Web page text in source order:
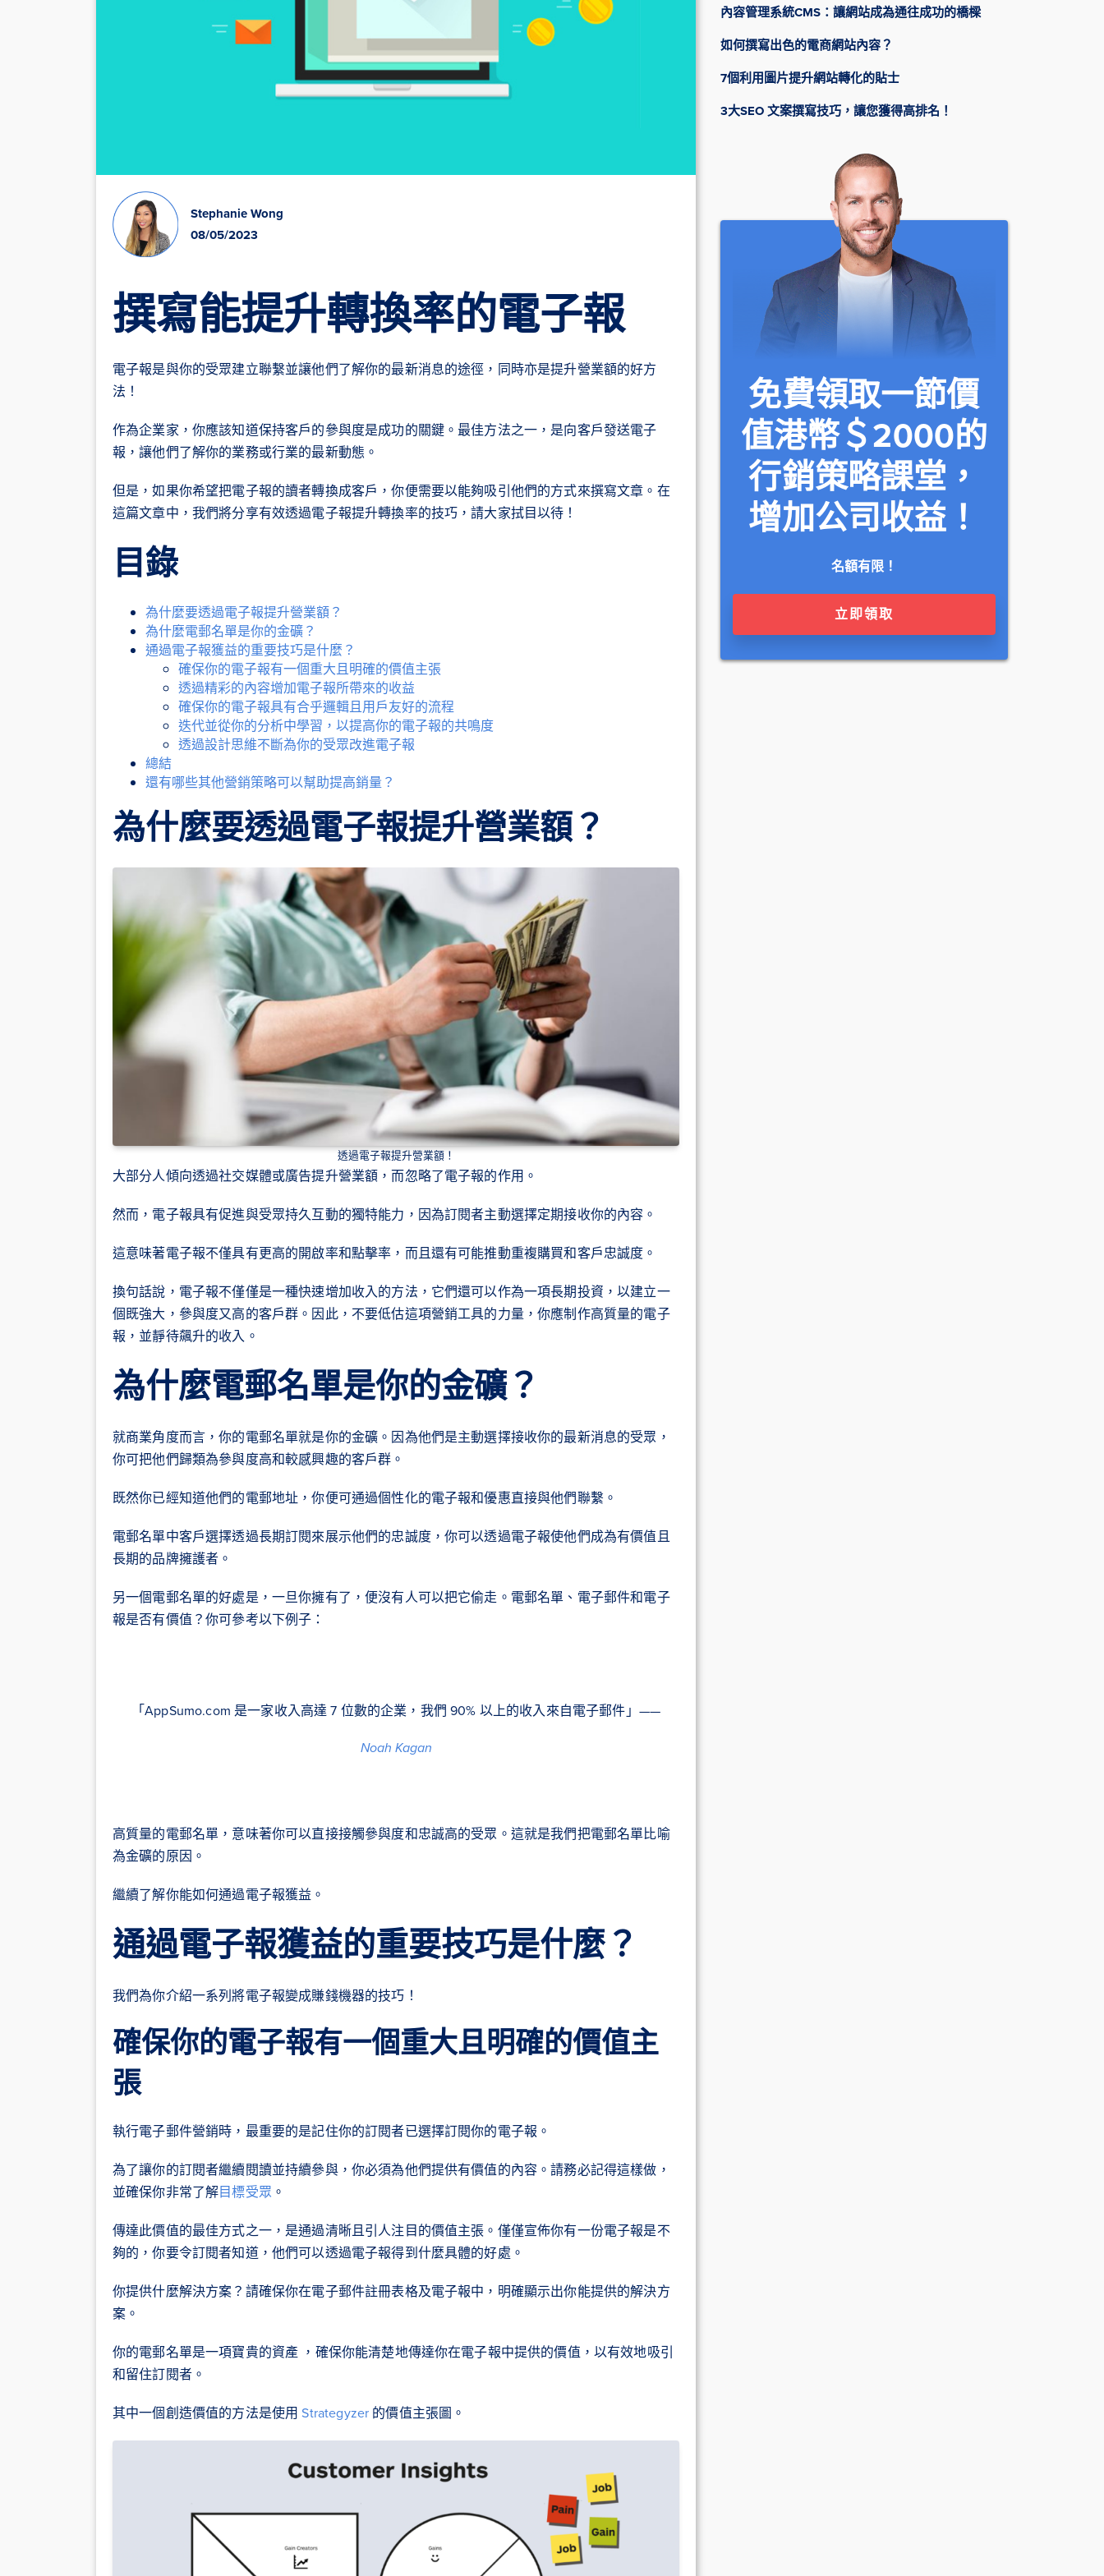
Stephanie Wong
08/05/2023
撰寫能提升轉換率的電子報
電子報是與你的受眾建立聯繫並讓他們了解你的最新消息的途徑，同時亦是提升營業額的好方
法！
作為企業家，你應該知道保持客戶的參與度是成功的關鍵。最佳方法之一，是向客戶發送電子
報，讓他們了解你的業務或行業的最新動態。
但是，如果你希望把電子報的讀者轉換成客戶，你便需要以能夠吸引他們的方式來撰寫文章。在
這篇文章中，我們將分享有效透過電子報提升轉換率的技巧，請大家拭目以待！
目錄
為什麼要透過電子報提升營業額？
為什麼電郵名單是你的金礦？
通過電子報獲益的重要技巧是什麼？
確保你的電子報有一個重大且明確的價值主張
透過精彩的內容增加電子報所帶來的收益
確保你的電子報具有合乎邏輯且用戶友好的流程
迭代並從你的分析中學習，以提高你的電子報的共鳴度
透過設計思維不斷為你的受眾改進電子報
總結
還有哪些其他營銷策略可以幫助提高銷量？
為什麼要透過電子報提升營業額？
透過電子報提升營業額！
大部分人傾向透過社交媒體或廣告提升營業額，而忽略了電子報的作用。
然而，電子報具有促進與受眾持久互動的獨特能力，因為訂閱者主動選擇定期接收你的內容。
這意味著電子報不僅具有更高的開啟率和點擊率，而且還有可能推動重複購買和客戶忠誠度。
換句話說，電子報不僅僅是一種快速增加收入的方法，它們還可以作為一項長期投資，以建立一
個既強大，參與度又高的客戶群。因此，不要低估這項營銷工具的力量，你應制作高質量的電子
報，並靜待飆升的收入。
為什麼電郵名單是你的金礦？
就商業角度而言，你的電郵名單就是你的金礦。因為他們是主動選擇接收你的最新消息的受眾，
你可把他們歸類為參與度高和較感興趣的客戶群。
既然你已經知道他們的電郵地址，你便可通過個性化的電子報和優惠直接與他們聯繫。
電郵名單中客戶選擇透過長期訂閱來展示他們的忠誠度，你可以透過電子報使他們成為有價值且
長期的品牌擁護者。
另一個電郵名單的好處是，一旦你擁有了，便沒有人可以把它偷走。電郵名單、電子郵件和電子
報是否有價值？你可參考以下例子：
「AppSumo.com 是一家收入高達 7 位數的企業，我們 90% 以上的收入來自電子郵件」——
Noah Kagan
高質量的電郵名單，意味著你可以直接接觸參與度和忠誠高的受眾。這就是我們把電郵名單比喻
為金礦的原因。
繼續了解你能如何通過電子報獲益。
通過電子報獲益的重要技巧是什麼？
我們為你介紹一系列將電子報變成賺錢機器的技巧！
確保你的電子報有一個重大且明確的價值主
張
執行電子郵件營銷時，最重要的是記住你的訂閱者已選擇訂閱你的電子報。
為了讓你的訂閱者繼續閱讀並持續參與，你必須為他們提供有價值的內容。請務必記得這樣做，
並確保你非常了解目標受眾 。
傳達此價值的最佳方式之一，是通過清晰且引人注目的價值主張。僅僅宣佈你有一份電子報是不
夠的，你要令訂閱者知道，他們可以透過電子報得到什麼具體的好處。
你提供什麼解決方案？請確保你在電子郵件註冊表格及電子報中，明確顯示出你能提供的解決方
案。
你的電郵名單是一項寶貴的資產 ，確保你能清楚地傳達你在電子報中提供的價值，以有效地吸引
和留住訂閱者。
其中一個創造價值的方法是使用Strategyzer 的價值主張圖。
內容管理系統CMS：讓網站成為通往成功的橋樑
如何撰寫出色的電商網站內容？
7個利用圖片提升網站轉化的貼士
3大SEO 文案撰寫技巧，讓您獲得高排名！
免費領取一節價
值港幣＄2000的
行銷策略課堂，
增加公司收益！
名額有限！
立即領取